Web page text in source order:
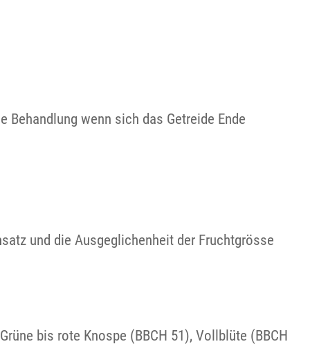
wenn sich das Getreide Ende
und die Ausgeglichenheit der Fruchtgrösse
bis rote Knospe (BBCH 51), Vollblüte (BBCH